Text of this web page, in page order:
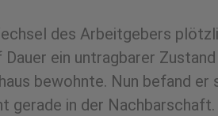
des Arbeitgebers
ein untragbarer
bewohnte. Nun befand
gerade in der